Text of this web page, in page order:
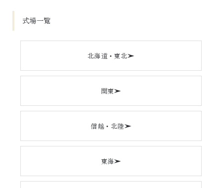
式場一覧
北海道・東北
関東
信越・北陸
東海